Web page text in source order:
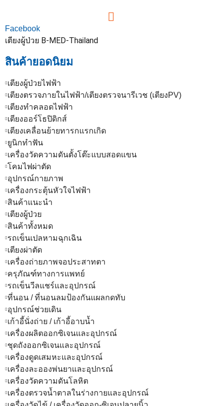
Facebook
เตียงผู้ป่วย B-MED-Thailand
สินค้ายอดนิยม
เตียงผู้ป่วยไฟฟ้า
เตียงตรวจภายในไฟฟ้า/เตียงตรวจนารีเวช (เตียงPV)
เตียงทำคลอดไฟฟ้า
เตียงออร์โธปิดิกส์
เตียงเคลื่อนย้ายทารกแรกเกิด
ยูนิกทำฟัน
เครื่องวัดความดันตั้งโต๊ะแบบสอดแขน
โคมไฟผ่าตัด
อุปกรณ์กายภาพ
เครื่องกระตุ้นหัวใจไฟฟ้า
สินค้าแนะนำ
เตียงผู้ป่วย
สินค้าทั้งหมด
รถเข็นเปลหามฉุกเฉิน
เตียงผ่าตัด
เครื่องถ่ายภาพจอประสาทตา
ครุภัณฑ์ทางการแพทย์
รถเข็นวีลแชร์และอุปกรณ์
ที่นอน / ที่นอนลมป้องกันแผลกดทับ
อุปกรณ์ช่วยเดิน
เก้าอี้นั่งถ่าย / เก้าอี้อาบน้ำ
เครื่องผลิตออกซิเจนและอุปกรณ์
ชุดถังออกซิเจนและอุปกรณ์
เครื่องดูดเสมหะและอุปกรณ์
เครื่องละอองพ่นยาและอุปกรณ์
เครื่องวัดความดันโลหิต
เครื่องตรวจน้ำตาลในร่างกายและอุปกรณ์